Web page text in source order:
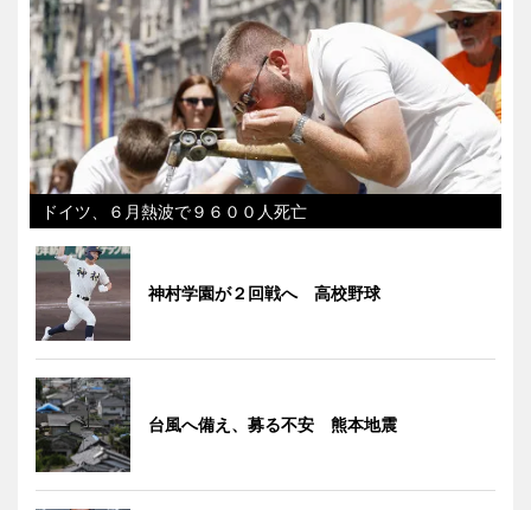
ドイツ、６月熱波で９６００人死亡
神村学園が２回戦へ 高校野球
台風へ備え、募る不安 熊本地震